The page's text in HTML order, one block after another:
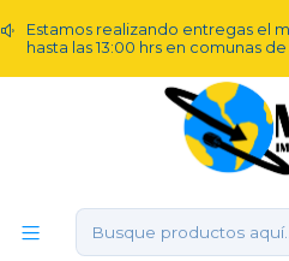
Estamos realizando entregas el
hasta las 13:00 hrs en comunas de